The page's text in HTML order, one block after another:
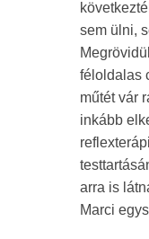
sem ülni,
féloldalas
műtét vár
inkább
arra is
Marci